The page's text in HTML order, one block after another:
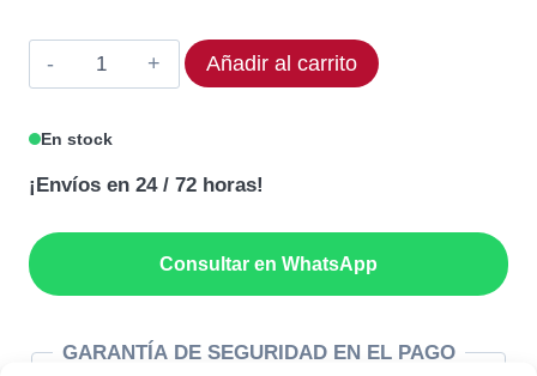
200,80€.160,64€.
Termostato
ELIWELL
Rango
-50
Añadir al carrito
En stock
¡Envíos en 24 / 72 horas!
Consultar en WhatsApp
GARANTÍA DE SEGURIDAD EN EL PAGO